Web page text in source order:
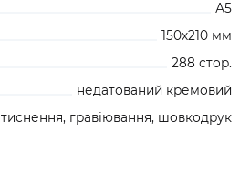
А5
150х210 мм
288 стор.
недатований кремовий
тиснення, гравіювання, шовкодрук